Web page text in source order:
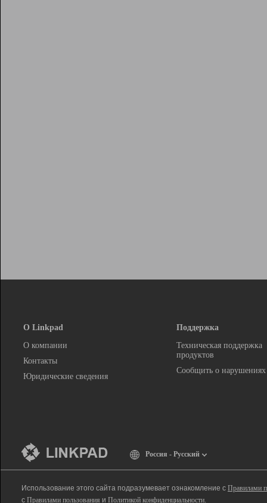
О Linkpad
О компании
Контакты
Юридические сведения
Поддержка
Техническая поддержка
продуктов
Сообщить о нарушениях
Россия - Русский
Использование этого сайта подразумевает ознакомление с Правилами
с Правилами пользования и Политикой конфиденциальности.